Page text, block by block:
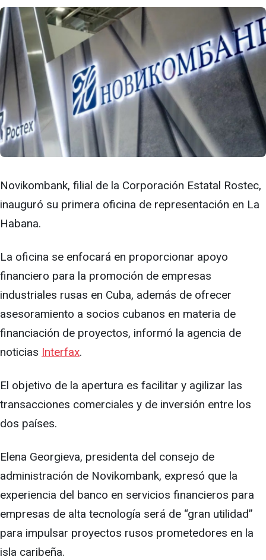
Novikombank, filial de la Corporación Estatal Rostec,
inauguró su primera oficina de representación en La
Habana.
La oficina se enfocará en proporcionar apoyo
financiero para la promoción de empresas
industriales rusas en Cuba, además de ofrecer
asesoramiento a socios cubanos en materia de
financiación de proyectos, informó la agencia de
noticias Interfax.
El objetivo de la apertura es facilitar y agilizar las
transacciones comerciales y de inversión entre los
dos países.
Elena Georgieva, presidenta del consejo de
administración de Novikombank, expresó que la
experiencia del banco en servicios financieros para
empresas de alta tecnología será de “gran utilidad”
para impulsar proyectos rusos prometedores en la
isla caribeña.